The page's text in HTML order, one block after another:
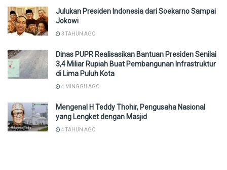
Julukan Presiden Indonesia dari Soekarno Sampai
Jokowi
3 TAHUN AGO
Dinas PUPR Realisasikan Bantuan Presiden Senilai
3,4 Miliar Rupiah Buat Pembangunan Infrastruktur
di Lima Puluh Kota
4 MINGGU AGO
Mengenal H Teddy Thohir, Pengusaha Nasional
yang Lengket dengan Masjid
4 TAHUN AGO